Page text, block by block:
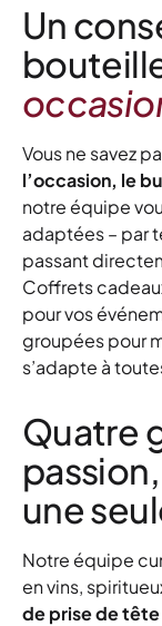
Un
Vous ne savez
l’occasion, le
notre équipe
adaptées – par
passant
Coffrets
pour vos
groupées pour
s’adapte à
Quatre
une
Notre équipe
en vins,
de prise de tête